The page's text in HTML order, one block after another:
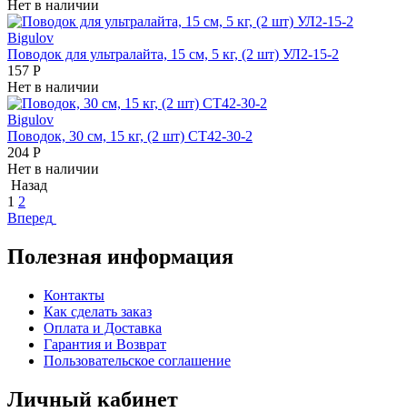
Нет в наличии
Bigulov
Поводок для ультралайта, 15 см, 5 кг, (2 шт) УЛ2-15-2
157 Р
Нет в наличии
Bigulov
Поводок, 30 см, 15 кг, (2 шт) СТ42-30-2
204 Р
Нет в наличии
Назад
1 2
Вперед
Полезная информация
Контакты
Как сделать заказ
Оплата и Доставка
Гарантия и Возврат
Пользовательское соглашение
Личный кабинет